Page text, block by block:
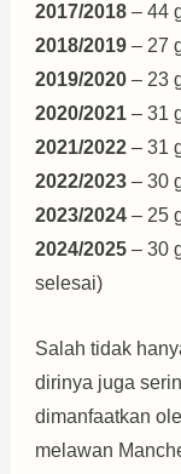
2017/2018– 44
2018/2019– 27
2019/2020– 23
2020/2021– 31
2021/2022– 31
2022/2023– 30
2023/2024– 25
2024/2025 – 30
selesai)
Salah tidak
dirinya juga
dimanfaatkan
melawan